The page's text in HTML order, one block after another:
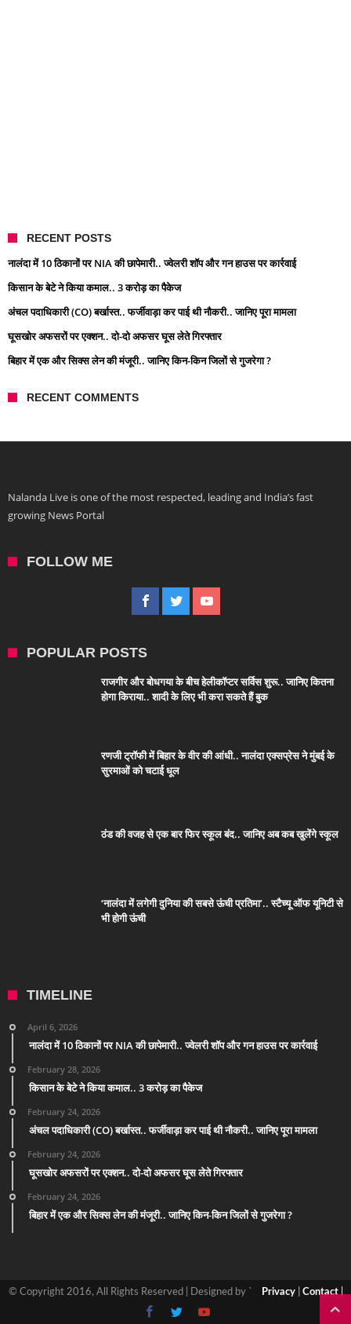
RECENT POSTS
नालंदा में 10 ठिकानों पर NIA की छापेमारी.. ज्वेलरी शॉप और गन हाउस पर कार्रवाई
किसान के बेटे ने किया कमाल.. 3 करोड़ का पैकेज
अंचल पदाधिकारी (CO) बर्खास्त.. फर्जीवाड़ा कर पाई थी नौकरी.. जानिए पूरा मामला
घूसखोर अफसरों पर एक्शन.. दो-दो अफसर घूस लेते गिरफ्तार
बिहार में एक और सिक्स लेन की मंजूरी.. जानिए किन-किन जिलों से गुजरेगा ?
RECENT COMMENTS
Nalanda Live is one of the most respected, leading and India’s fast
growing News Portal
FOLLOW ME
POPULAR POSTS
राजगीर और बोधगया के बीच हेलीकॉप्टर सर्विस शुरू.. जानिए कितना
होगा किराया.. शादी के लिए भी करा सकते हैं बुक
रणजी ट्रॉफी में बिहार के वीर की आंधी.. नालंदा एक्सप्रेस ने मुंबई के
सुरमाओं को चटाई धूल
ठंड की वजह से एक बार फिर स्कूल बंद.. जानिए अब कब खुलेंगे स्कूल
‘नालंदा में लगेगी दुनिया की सबसे ऊंची प्रतिमा’.. स्टैच्यू ऑफ यूनिटी से
भी होगी ऊंची
TIMELINE
April 6, 2026
नालंदा में 10 ठिकानों पर NIA की छापेमारी.. ज्वेलरी शॉप और गन हाउस पर कार्रवाई
February 28, 2026
किसान के बेटे ने किया कमाल.. 3 करोड़ का पैकेज
February 24, 2026
अंचल पदाधिकारी (CO) बर्खास्त.. फर्जीवाड़ा कर पाई थी नौकरी.. जानिए पूरा मामला
February 24, 2026
घूसखोर अफसरों पर एक्शन.. दो-दो अफसर घूस लेते गिरफ्तार
February 24, 2026
बिहार में एक और सिक्स लेन की मंजूरी.. जानिए किन-किन जिलों से गुजरेगा ?
© Copyright 2016, All Rights Reserved | Designed by ` Privacy| Contact |